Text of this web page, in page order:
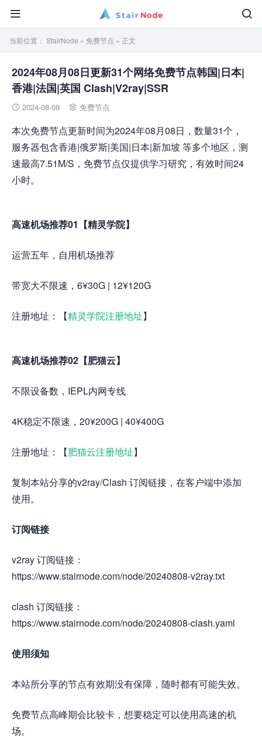


当前位置： StairNode » 免费节点 » 正文
2024年08月08日更新31个网络免费节点韩国|日本|
香港|法国|英国 Clash|V2ray|SSR
 2024-08-08  免费节点
本次免费节点更新时间为2024年08月08日，数量31个，
服务器包含香港|俄罗斯|美国|日本|新加坡 等多个地区，测
速最高7.51M/S，免费节点仅提供学习研究，有效时间24
小时。
高速机场推荐01【精灵学院】
运营五年，自用机场推荐
带宽大不限速，6¥30G | 12¥120G
注册地址：【精灵学院注册地址】
高速机场推荐02【肥猫云】
不限设备数，IEPL内网专线
4K稳定不限速，20¥200G | 40¥400G
注册地址：【肥猫云注册地址】
复制本站分享的v2ray/Clash 订阅链接，在客户端中添加
使用。
订阅链接
v2ray 订阅链接：
https://www.stairnode.com/node/20240808-v2ray.txt
clash 订阅链接：
https://www.stairnode.com/node/20240808-clash.yaml
使用须知
本站所分享的节点有效期没有保障，随时都有可能失效。
免费节点高峰期会比较卡，想要稳定可以使用高速的机
场。